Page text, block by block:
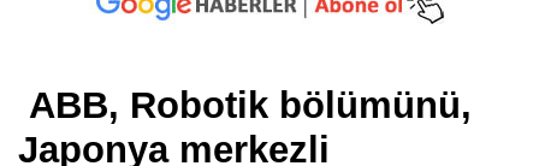
ABB, Robotik bölümünü,
Japonya merkezli